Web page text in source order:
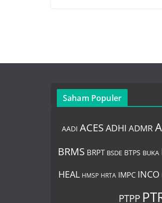
Saham Populer
AADI ACES ADHI ADMR
BRMS BRPT BSDE BTPS BUKA
HEAL HMSP HRTA IMPC INCO
PTPP